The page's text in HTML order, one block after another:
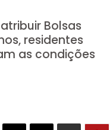
Bolsas
residentes
as condições